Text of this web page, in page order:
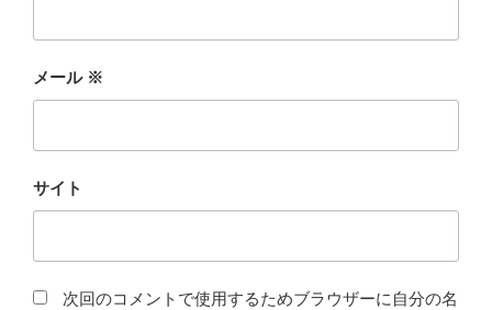
メール ※
サイト
次回のコメントで使用するためブラウザーに自分の名